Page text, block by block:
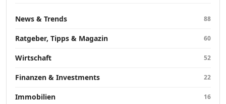
News & Trends 88
Ratgeber, Tipps & Magazin 60
Wirtschaft 52
Finanzen & Investments 22
Immobilien 16